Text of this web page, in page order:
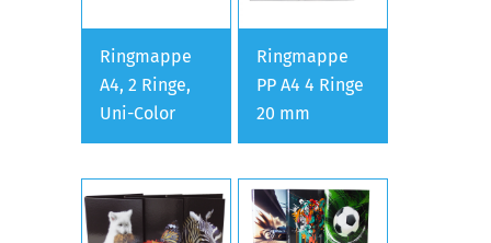
Ringmappe
A4, 2 Ringe,
Uni-Color
Ringmappe
PP A4 4 Ringe
20 mm